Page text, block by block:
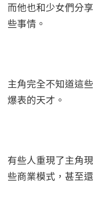
而他也和少女們分
些事情。
主角完全不知道這
爆表的天才。
有些人重現了主角
些商業模式，甚至